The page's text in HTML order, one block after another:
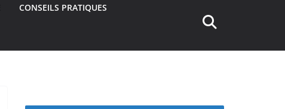
CONSEILS PRATIQUES